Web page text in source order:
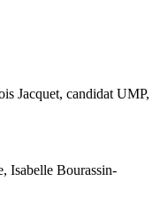
Jacquet, candidat UMP,
Isabelle Bourassin-